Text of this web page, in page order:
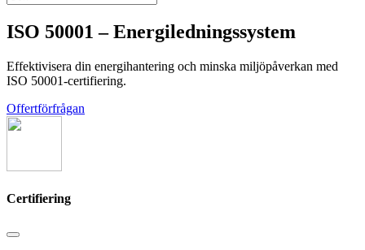
ISO 50001 – Energiledningssystem
Effektivisera din energihantering och minska miljöpåverkan med
ISO 50001-certifiering.
Offertförfrågan
Certifiering